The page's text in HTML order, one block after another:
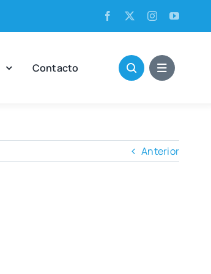
Con­tac­to
Anterior